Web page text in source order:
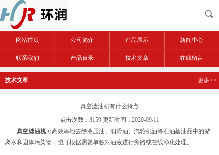
网站首页 公司简介 产品展示 新闻中心
联系我们 产品目录 技术文章 在线留言
技术文章 更多>>
真空滤油机有什么特点
点击次数：3159 更新时间：2020-09-11
真空滤油机可高效率地去除液压油、润滑油、汽轮机油等石油基油品中的游
离水和固体污染物，也可根据需要单独对油液进行旁路或在线净化处理。